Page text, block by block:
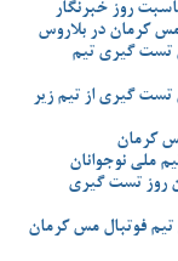
روز خبرنگار
کرمان در بلاروس
تست گیری تیم
تست گیری از تیم زیر
کرمان
ملی نوجوانان
روز تست گیری
تیم فوتبال مس کرمان